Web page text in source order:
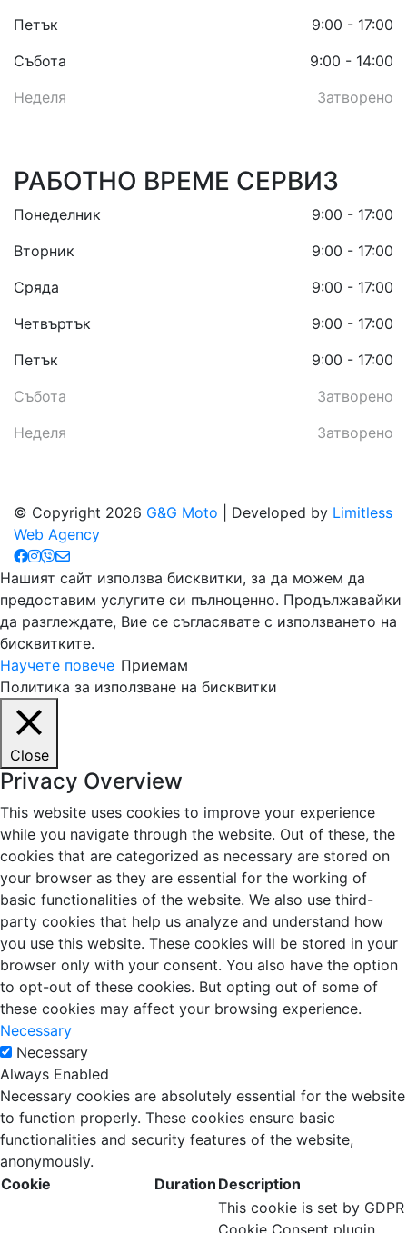
Петък
9:00 - 17:00
Събота
9:00 - 14:00
Неделя
Затворено
РАБОТНО ВРЕМЕ СЕРВИЗ
Понеделник
9:00 - 17:00
Вторник
9:00 - 17:00
Сряда
9:00 - 17:00
Четвъртък
9:00 - 17:00
Петък
9:00 - 17:00
Събота
Затворено
Неделя
Затворено
© Copyright 2026 G&G Moto | Developed by Limitless
Web Agency
Нашият сайт използва бисквитки, за да можем да
предоставим услугите си пълноценно. Продължавайки
да разглеждате, Вие се съгласявате с използването на
бисквитките.
Научете повече Приемам
Политика за използване на бисквитки
Close
Privacy Overview
This website uses cookies to improve your experience
while you navigate through the website. Out of these, the
cookies that are categorized as necessary are stored on
your browser as they are essential for the working of
basic functionalities of the website. We also use third-
party cookies that help us analyze and understand how
you use this website. These cookies will be stored in your
browser only with your consent. You also have the option
to opt-out of these cookies. But opting out of some of
these cookies may affect your browsing experience.
Necessary
Necessary
Always Enabled
Necessary cookies are absolutely essential for the website
to function properly. These cookies ensure basic
functionalities and security features of the website,
anonymously.
Cookie
Duration Description
This cookie is set by GDPR
Cookie Consent plugin.